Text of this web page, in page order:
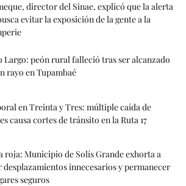
director del Sinae, explicó que la alerta
evitar la exposición de la gente a la
Largo: peón rural falleció tras ser alcanzado
rayo en Tupambaé
en Treinta y Tres: múltiple caída de
causa cortes de tránsito en la Ruta 17
roja: Municipio de Solís Grande exhorta a
desplazamientos innecesarios y permanecer
seguros